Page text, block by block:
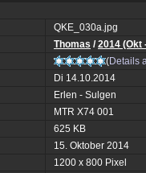
QKE_030a.jpg
Thomas /2014 (Okt
(Details
Di 14.10.2014
Erlen - Sulgen
MTR X74 001
625 KB
15. Oktober 2014
1200 x 800 Pixel